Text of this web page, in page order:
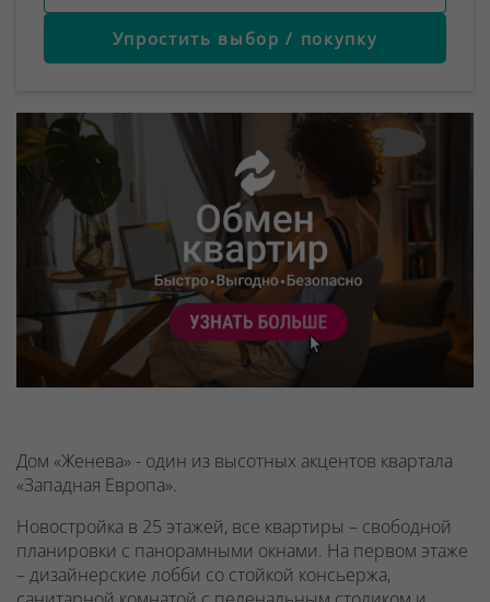
Упростить выбор / покупку
Дом «Женева» - один из высотных акцентов квартала
«Западная Европа».
Новостройка в 25 этажей, все квартиры – свободной
планировки с панорамными окнами. На первом этаже
– дизайнерские лобби со стойкой консьержа,